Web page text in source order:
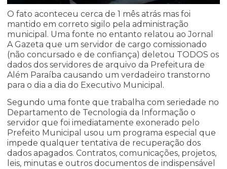
O fato aconteceu cerca de 1 mês atrás mas foi
mantido em correto sigilo pela administração
municipal. Uma fonte no entanto relatou ao Jornal
A Gazeta que um servidor de cargo comissionado
(não concursado e de confiança) deletou TODOS os
dados dos servidores de arquivo da Prefeitura de
Além Paraíba causando um verdadeiro transtorno
para o dia a dia do Executivo Municipal.
Segundo uma fonte que trabalha com seriedade no
Departamento de Tecnologia da Informação o
servidor que foi imediatamente exonerado pelo
Prefeito Municipal usou um programa especial que
impede qualquer tentativa de recuperação dos
dados apagados. Contratos, comunicações, projetos,
leis, minutas e outros documentos de indispensável